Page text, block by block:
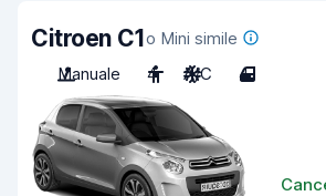
Citroen C1o Mini simile
Manuale
4 A/C 4